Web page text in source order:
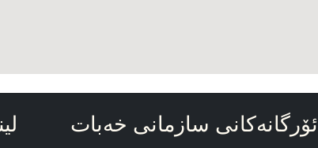
ئۆرگانه‌کانی سازمانی خه‌بات